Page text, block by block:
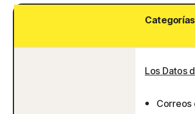
Los Datos
Correos